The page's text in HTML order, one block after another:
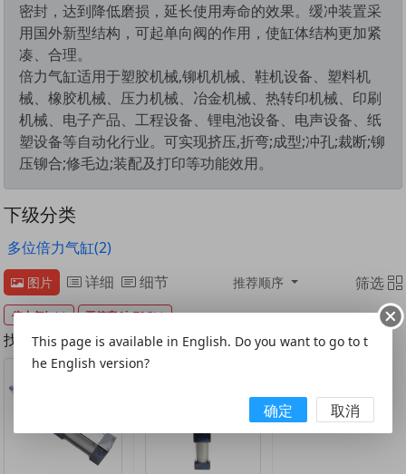
密封，达到降低磨损，延长使用寿命的效果。缓冲装置采
用国外新型结构，可起单向阀的作用，使缸体结构更加紧
凑、合理。
倍力气缸适用于塑胶机械,铆机机械、鞋机设备、塑料机
械、橡胶机械、压力机械、冶金机械、热转印机械、印刷
机械、电子产品、工程设备、锂电池设备、电声设备、纸
塑设备等自动化行业。可实现挤压,折弯;成型;冲孔;裁断;铆
压铆合;修毛边;装配及打印等功能效用。
下级分类
多位倍力气缸(2)
图片 详细 细节 推荐顺序 筛选
倍力气缸 亚德客AirTAC
找到2条This page is available in English. Do you want to go to t
he English version?
确定 取消